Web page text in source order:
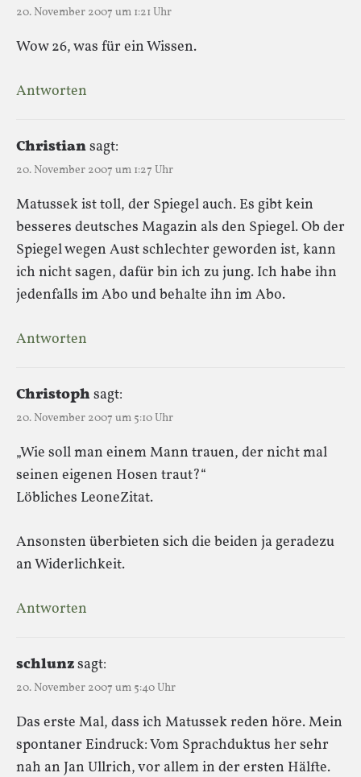
20. November 2007 um 1:21 Uhr
Wow 26, was für ein Wissen.
Antworten
Christiansagt:
20. November 2007 um 1:27 Uhr
Matussek ist toll, der Spiegel auch. Es gibt kein
besseres deutsches Magazin als den Spiegel. Ob der
Spiegel wegen Aust schlechter geworden ist, kann
ich nicht sagen, dafür bin ich zu jung. Ich habe ihn
jedenfalls im Abo und behalte ihn im Abo.
Antworten
Christoph sagt:
20. November 2007 um 5:10 Uhr
„Wie soll man einem Mann trauen, der nicht mal
seinen eigenen Hosen traut?“
Löbliches LeoneZitat.
Ansonsten überbieten sich die beiden ja geradezu
an Widerlichkeit.
Antworten
schlunzsagt:
20. November 2007 um 5:40 Uhr
Das erste Mal, dass ich Matussek reden höre. Mein
spontaner Eindruck: Vom Sprachduktus her sehr
nah an Jan Ullrich, vor allem in der ersten Hälfte.